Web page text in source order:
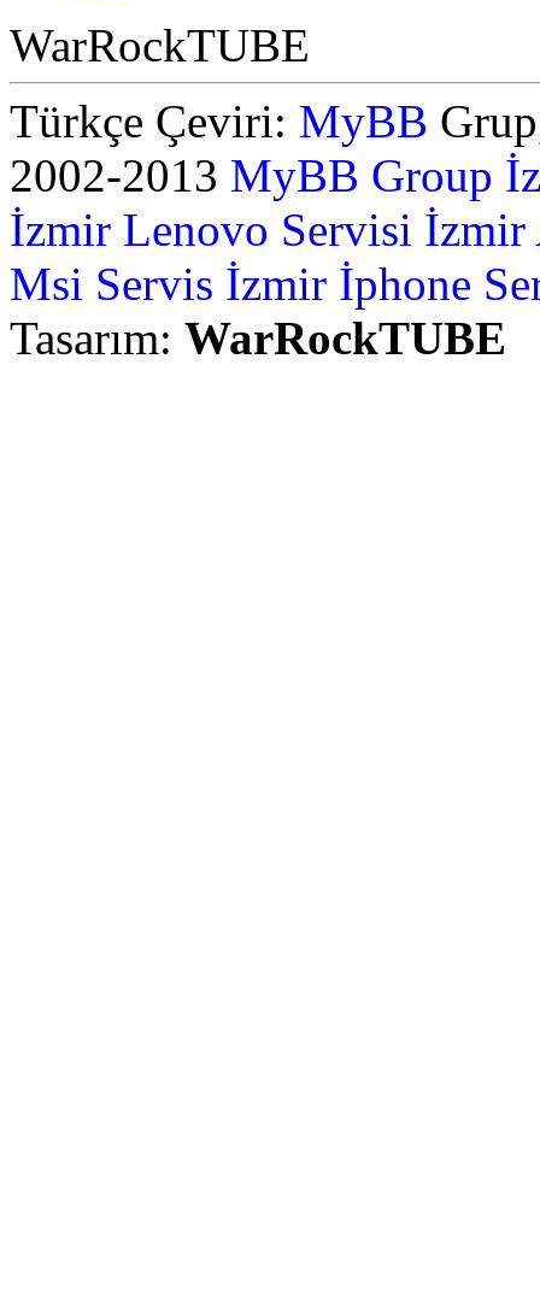
WarRockTUBE
Türkçe Çeviri: MyBB
2002-2013 MyBB Group
İzmir Lenovo Servisi İzmir
Msi Servis İzmir İphone
Tasarım: WarRockTUBE